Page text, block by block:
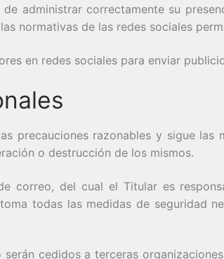
administrar correctamente su
normativas de las redes sociales
en redes sociales para enviar
precauciones razonables y sigue las
o destrucción de los mismos.
correo, del cual el Titular es
todas las medidas de seguridad
cedidos a terceras